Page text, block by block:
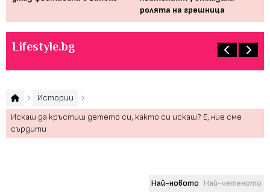
ролята на грешница
Lifestyle.bg
Истории
Искаш да кръстиш детето си, както си искаш? Е, ние сме
сърдити
Най-новото Най-четеното